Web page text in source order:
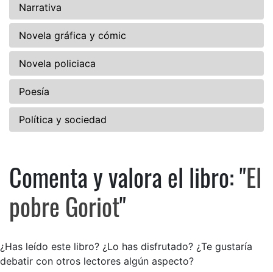
Narrativa
Novela gráfica y cómic
Novela policiaca
Poesía
Política y sociedad
Comenta y valora el libro: El
Comenta y valora el libro: "El
pobre Goriot"
¿Has leído este libro? ¿Lo has disfrutado? ¿Te gustaría
debatir con otros lectores algún aspecto?